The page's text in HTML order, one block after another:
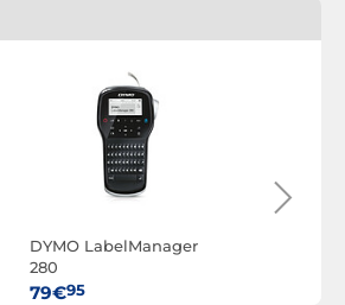
DYMO LabelManager
280
79€95